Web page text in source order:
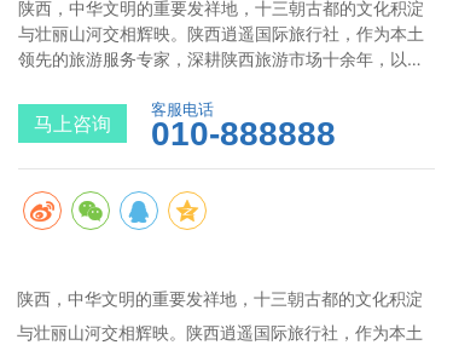
陕西，中华文明的重要发祥地，十三朝古都的文化积淀
与壮丽山河交相辉映。陕西逍遥国际旅行社，作为本土
领先的旅游服务专家，深耕陕西旅游市场十余年，以专
越想象的陕西。
马上咨询
客服电话
010-888888
陕西，中华文明的重要发祥地，十三朝古都的文化积淀
与壮丽山河交相辉映。陕西逍遥国际旅行社，作为本土